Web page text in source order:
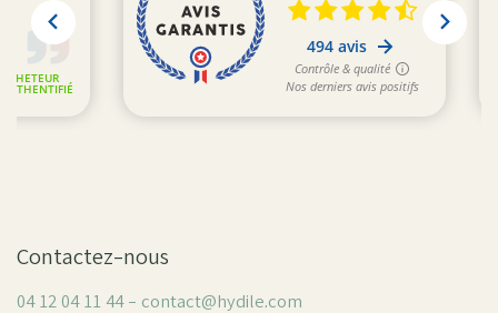
Contactez-nous
04 12 04 11 44 - contact@hydile.com